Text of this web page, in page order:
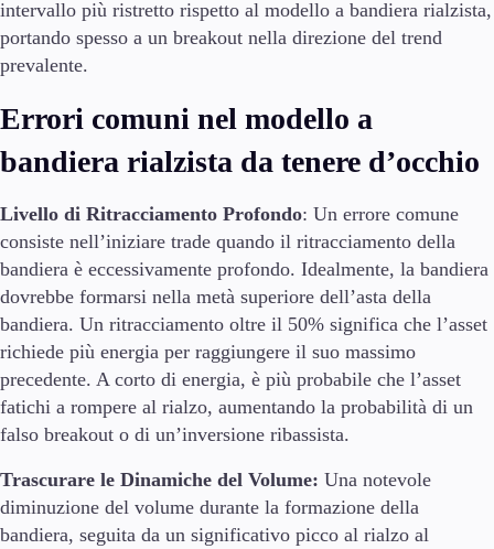
intervallo più ristretto rispetto al modello a bandiera rialzista,
portando spesso a un breakout nella direzione del trend
prevalente.
Errori comuni nel modello a
bandiera rialzista da tenere d’occhio
Livello di Ritracciamento Profondo: Un errore comune
consiste nell’iniziare trade quando il ritracciamento della
bandiera è eccessivamente profondo. Idealmente, la bandiera
dovrebbe formarsi nella metà superiore dell’asta della
bandiera. Un ritracciamento oltre il 50% significa che l’asset
richiede più energia per raggiungere il suo massimo
precedente. A corto di energia, è più probabile che l’asset
fatichi a rompere al rialzo, aumentando la probabilità di un
falso breakout o di un’inversione ribassista.
Trascurare le Dinamiche del Volume: Una notevole
diminuzione del volume durante la formazione della
bandiera, seguita da un significativo picco al rialzo al